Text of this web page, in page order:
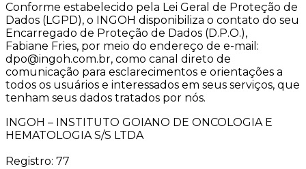
Conforme estabelecido pela Lei Geral de Proteção de
Dados (LGPD), o INGOH disponibiliza o contato do seu
Encarregado de Proteção de Dados (D.P.O.),
Fabiane Fries, por meio do endereço de e-mail:
dpo@ingoh.com.br, como canal direto de
comunicação para esclarecimentos e orientações a
todos os usuários e interessados em seus serviços, que
tenham seus dados tratados por nós.
INGOH – INSTITUTO GOIANO DE ONCOLOGIA E
HEMATOLOGIA S/S LTDA
Registro: 77